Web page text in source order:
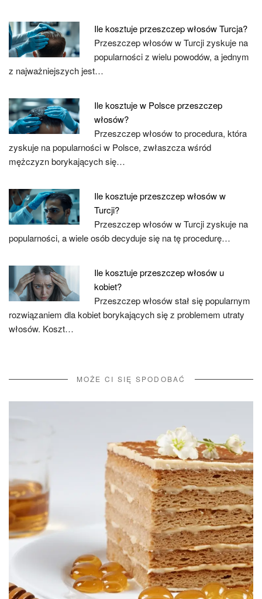
Ile kosztuje przeszczep włosów Turcja?
Przeszczep włosów w Turcji zyskuje na
popularności z wielu powodów, a jednym
z najważniejszych jest…
Ile kosztuje w Polsce przeszczep
włosów?
Przeszczep włosów to procedura, która
zyskuje na popularności w Polsce, zwłaszcza wśród
mężczyzn borykających się…
Ile kosztuje przeszczep włosów w
Turcji?
Przeszczep włosów w Turcji zyskuje na
popularności, a wiele osób decyduje się na tę procedurę…
Ile kosztuje przeszczep włosów u
kobiet?
Przeszczep włosów stał się popularnym
rozwiązaniem dla kobiet borykających się z problemem utraty
włosów. Koszt…
MOŻE CI SIĘ SPODOBAĆ